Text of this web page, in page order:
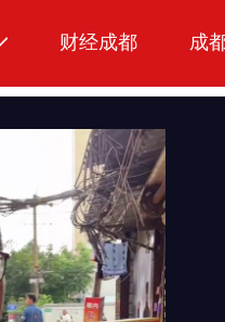
财经成都 成